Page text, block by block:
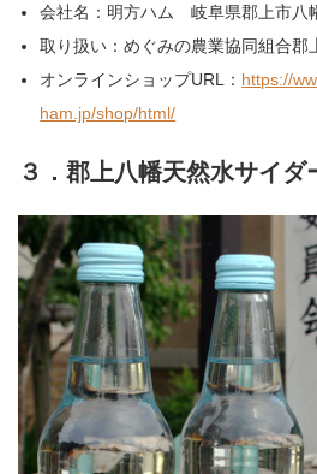
会社名：明方ハム 岐阜県郡上市八
取り扱い：めぐみの農業協同組合郡
オンラインショップURL： https://
ham.jp/shop/html/
３．郡上八幡天然水サイダ